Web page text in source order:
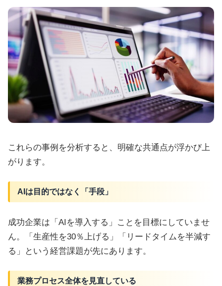
これらの事例を分析すると、明確な共通点が浮かび上
がります。
AIは目的ではなく「手段」
成功企業は「AIを導入する」ことを目標にしていませ
ん。「生産性を30％上げる」「リードタイムを半減す
る」という経営課題が先にあります。
業務プロセス全体を見直している